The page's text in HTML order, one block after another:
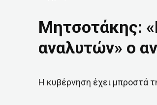
Μητσοτάκης:
αναλυτών» ο
Η κυβέρνηση έχει μπροστά